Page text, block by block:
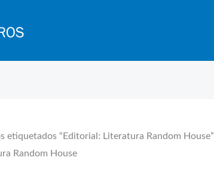
etiquetados “Editorial: Literatura Random House”
Random House